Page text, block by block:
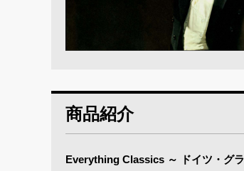
商品紹介
Everything Classics ～ ドイツ・グ